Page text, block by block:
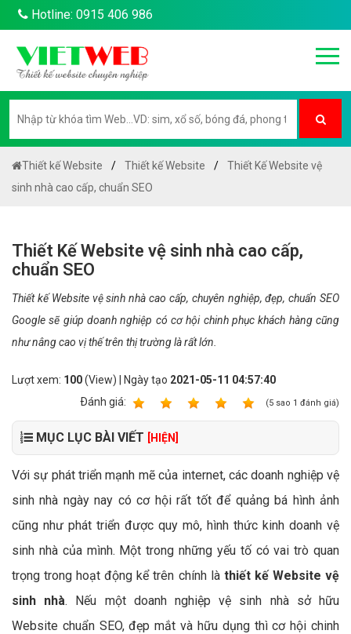
Hotline: 0915 406 986
Thiết kế Website Thiết kế Website
Thiết Kế Website vệ
sinh nhà cao cấp, chuẩn SEO
Thiết Kế Website vệ sinh nhà cao cấp,
chuẩn SEO
Thiết kế Website vệ sinh nhà cao cấp, chuyên nghiệp, đẹp, chuẩn SEO
Google sẽ giúp doanh nghiệp có cơ hội chinh phục khách hàng cũng
như nâng cao vị thế trên thị trường là rất lớn.
Lượt xem: 100(View) | Ngày tạo 2021-05-11 04:57:40
Ðánh giá:
(5 sao 1 đánh giá)
MỤC LỤC BÀI VIẾT [HIỆN]
Với sự phát triển mạnh mẽ của internet, các doanh nghiệp vệ
sinh nhà ngày nay có cơ hội rất tốt để quảng bá hình ảnh
cũng như phát triển được quy mô, hình thức kinh doanh vệ
sinh nhà của mình. Một trong những yếu tố có vai trò quan
trọng trong hoạt động kể trên chính là thiết kế Website vệ
sinh nhà. Nếu một doanh nghiệp vệ sinh nhà sở hữu
Website chuẩn SEO, đẹp mắt và hữu dụng thì cơ hội chinh